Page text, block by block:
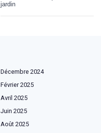
jardin
Décembre 2024
Février 2025
Avril 2025
Juin 2025
Août 2025